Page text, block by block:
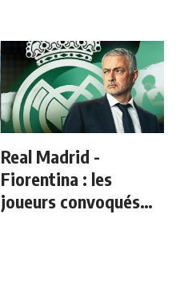
Real Madrid -
Fiorentina : les
joueurs convoqués